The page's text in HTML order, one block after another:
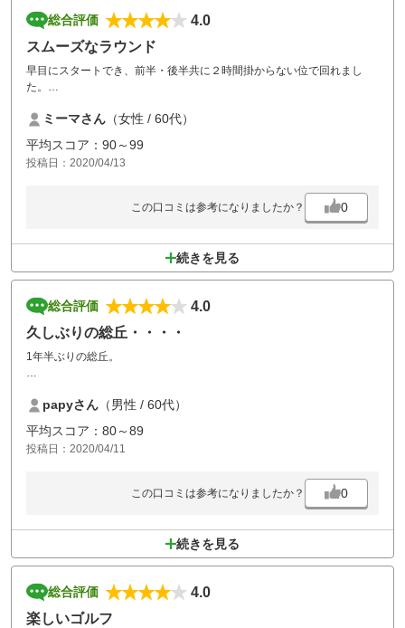
総合評価
4.0
スムーズなラウンド
早目にスタートでき、前半・後半共に２時間掛からない位で回れまし
た。
ただけ、プレーの方も１８ホールに復旧して（スコアカードも変更され
ていました）いいゴルフができました。
ミーマさん （女性 / 60代）
平均スコア：90～99
投稿日：2020/04/13
この口コミは参考になりましたか？ 0
続きを見る
総合評価
4.0
久しぶりの総丘・・・・
1年半ぶりの総丘。
た。
食事も美味しくて、レストランのスタッフも必要以上に近づかず、消毒
もきちんとしているようだった。
お風呂も中止で、シャワーのみだったので、入らずに帰ってきたが、で
台風19号の影響か？崖が崩れているところもあったが、
コース変更されていたので支障なかった。
カートのスピードがすこぶる遅いのが、たまに傷だがしかたがない。
papyさん （男性 / 60代）
平均スコア：80～89
投稿日：2020/04/11
この口コミは参考になりましたか？ 0
続きを見る
総合評価
4.0
楽しいゴルフ